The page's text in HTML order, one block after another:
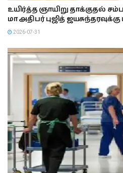
உயிர்த்த ஞாயிறு தாக்குதல்
மா அதிபர் புஜித்
2026-07-31